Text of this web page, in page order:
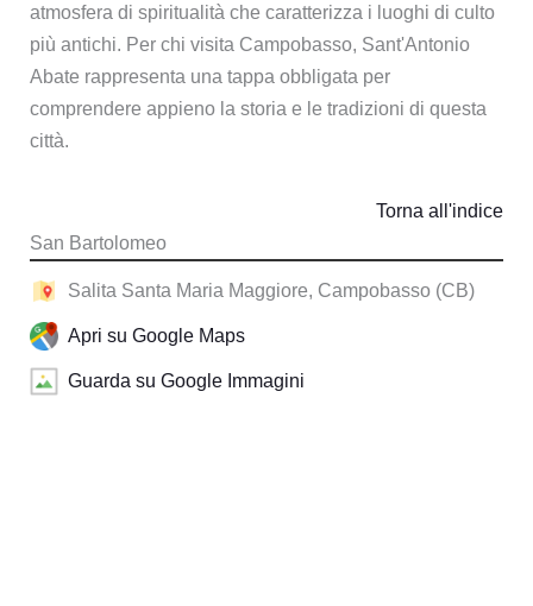
atmosfera di spiritualità che caratterizza i luoghi di culto
più antichi. Per chi visita Campobasso, Sant'Antonio
Abate rappresenta una tappa obbligata per
comprendere appieno la storia e le tradizioni di questa
città.
San Bartolomeo
Torna all'indice
Salita Santa Maria Maggiore, Campobasso (CB)
Apri su Google Maps
Guarda su Google Immagini